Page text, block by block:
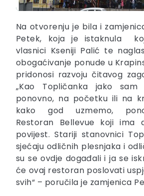
Na otvorenju je bila i
Petek, koja je istaknula
vlasnici Kseniji Palić te
obogaćivanje ponude u
pridonosi razvoju čitavog
„Kao Topličanka jako
ponovno, na početku ili na
kako god uzmemo,
Restoran Bellevue koji ima
povijest. Stariji stanovnici
sjećaju odličnih plesnjaka i
su se ovdje događali i ja se
će ovaj restoran poslovati
svih“ – poručila je zamjenica